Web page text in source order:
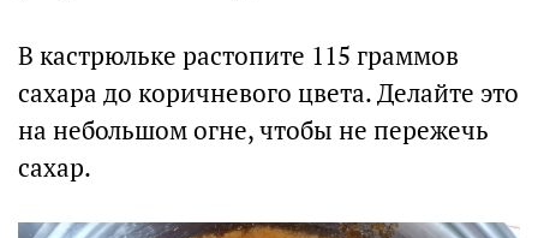
В кастрюльке растопите 115 граммов
сахара до коричневого цвета. Делайте это
на небольшом огне, чтобы не пережечь
сахар.